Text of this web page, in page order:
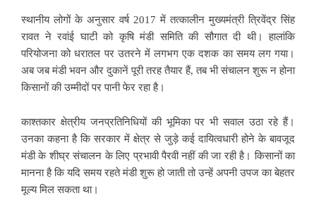
स्थानीय लोगों के अनुसार वर्ष 2017 में तत्कालीन मुख्यमंत्री त्रिवेंद्र सिंह
रावत ने रवांई घाटी को कृषि मंडी समिति की सौगात दी थी। हालांकि
परियोजना को धरातल पर उतरने में लगभग एक दशक का समय लग गया।
अब जब मंडी भवन और दुकानें पूरी तरह तैयार हैं, तब भी संचालन शुरू न होना
किसानों की उम्मीदों पर पानी फेर रहा है।
काश्तकार क्षेत्रीय जनप्रतिनिधियों की भूमिका पर भी सवाल उठा रहे हैं।
उनका कहना है कि सरकार में क्षेत्र से जुड़े कई दायित्वधारी होने के बावजूद
मंडी के शीघ्र संचालन के लिए प्रभावी पैरवी नहीं की जा रही है। किसानों का
मानना है कि यदि समय रहते मंडी शुरू हो जाती तो उन्हें अपनी उपज का बेहतर
मूल्य मिल सकता था।